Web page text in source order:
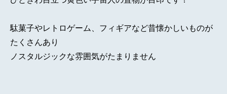
駄菓子やレトロゲーム、フィギアなど昔懐かしいものが
たくさんあり
ノスタルジックな雰囲気がたまりません